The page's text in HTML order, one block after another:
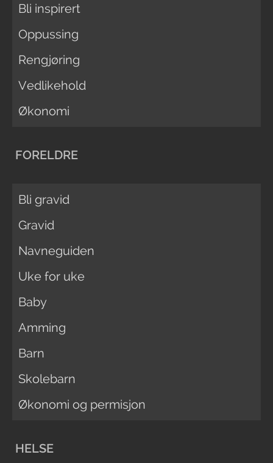
Bli inspirert
Oppussing
Rengjøring
Vedlikehold
Økonomi
FORELDRE
Bli gravid
Gravid
Navneguiden
Uke for uke
Baby
Amming
Barn
Skolebarn
Økonomi og permisjon
HELSE